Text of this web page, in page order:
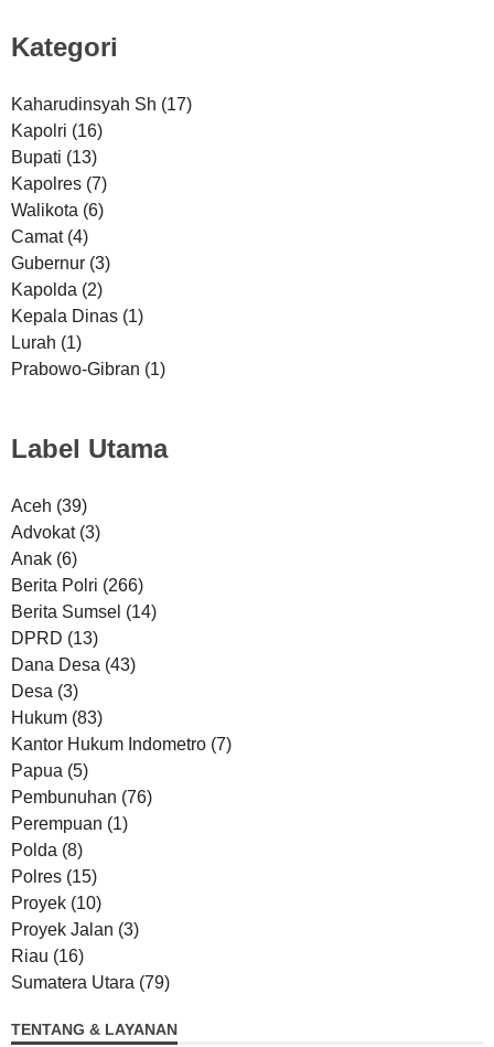
Kategori
Kaharudinsyah Sh (17)
Kapolri (16)
Bupati (13)
Kapolres (7)
Walikota (6)
Camat (4)
Gubernur (3)
Kapolda (2)
Kepala Dinas (1)
Lurah (1)
Prabowo-Gibran (1)
Label Utama
Aceh (39)
Advokat (3)
Anak (6)
Berita Polri (266)
Berita Sumsel (14)
DPRD (13)
Dana Desa (43)
Desa (3)
Hukum (83)
Kantor Hukum Indometro (7)
Papua (5)
Pembunuhan (76)
Perempuan (1)
Polda (8)
Polres (15)
Proyek (10)
Proyek Jalan (3)
Riau (16)
Sumatera Utara (79)
TENTANG & LAYANAN